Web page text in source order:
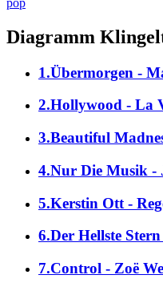
Diagramm
1.Übermorgen -
2.Hollywood - La
3.Beautiful
4.Nur Die Musik -
5.Kerstin Ott -
6.Der Hellste
7.Control - Zoë